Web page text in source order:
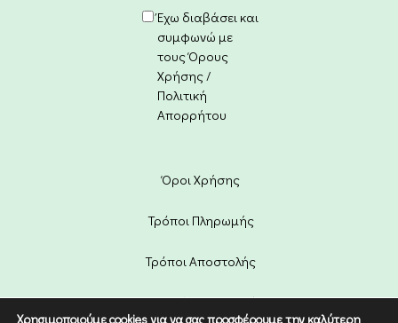
Έχω διαβάσει και
συμφωνώ με
τους Όρους
Χρήσης /
Πολιτική
Απορρήτου
Όροι Χρήσης
Τρόποι Πληρωμής
Τρόποι Αποστολής
Πολιτική Επιστροφών
Χρησιμοποιούμε cookies για να σας προσφέρουμε την καλύτερη